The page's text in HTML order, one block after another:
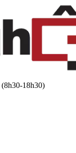
(8h30-18h30)